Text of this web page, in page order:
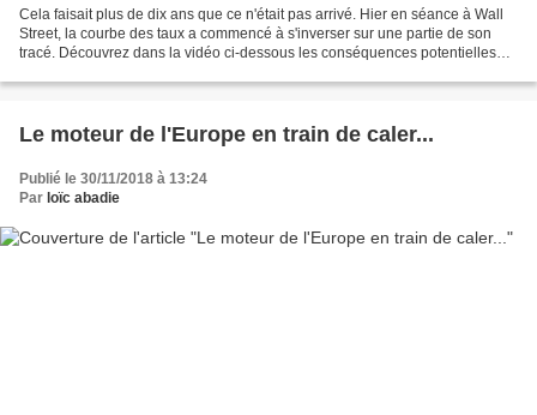
Cela faisait plus de dix ans que ce n'était pas arrivé. Hier en séance à Wall
Street, la courbe des taux a commencé à s'inverser sur une partie de son
tracé. Découvrez dans la vidéo ci-dessous les conséquences potentielles
Le moteur de l'Europe en train de caler...
Publié le 30/11/2018 à 13:24
Par loïc abadie